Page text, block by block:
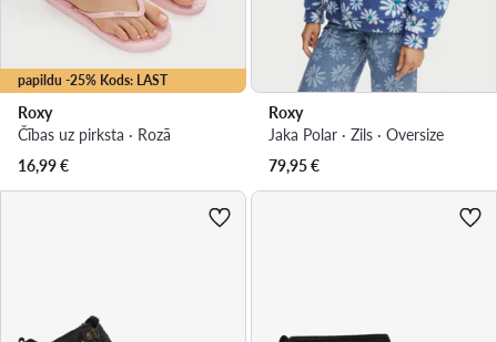
papildu -25% Kods: LAST
Roxy
Čības uz pirksta · Rozā
16,99€
Roxy
Jaka Polar · Zils · Oversize
79,95€